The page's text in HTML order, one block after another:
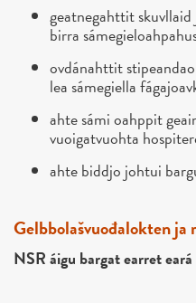
geatnegahttit
birra
ovdánahttit
lea sámegiella
ahte sámi oahppit
vuoigatvuohta
ahte biddjo johtui
Gelbbolašvuođalokten ja
NSR áigu bargat earret